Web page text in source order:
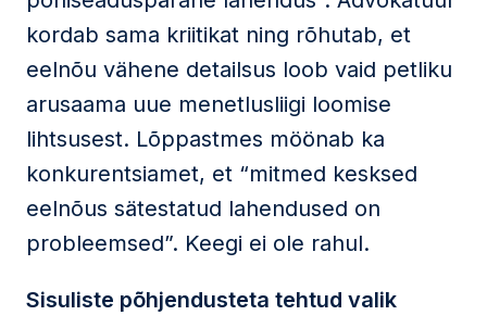
kordab sama kriitikat ning rõhutab, et
eelnõu vähene detailsus loob vaid petliku
arusaama uue menetlusliigi loomise
lihtsusest. Lõppastmes möönab ka
konkurentsiamet, et “mitmed kesksed
eelnõus sätestatud lahendused on
probleemsed”. Keegi ei ole rahul.
Sisuliste põhjendusteta tehtud valik